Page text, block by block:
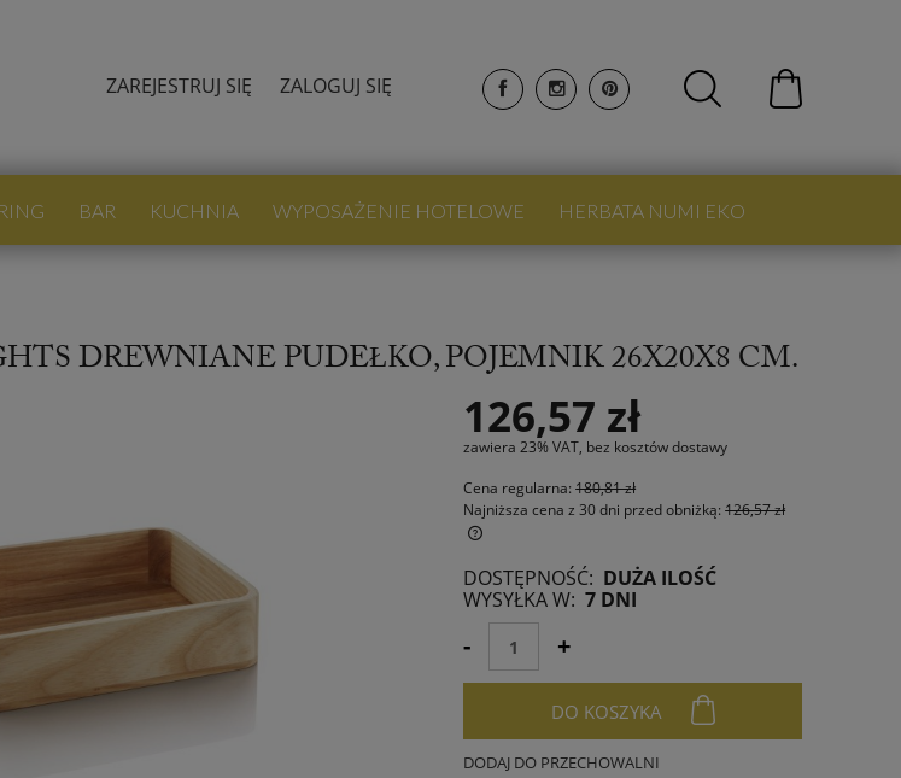
ZAREJESTRUJ SIĘ ZALOGUJ SIĘ
BAR KUCHNIA WYPOSAŻENIE HOTELOWE HERBATA NUMI EKO
DREWNIANE PUDEŁKO, POJEMNIK 26X20X8 CM.
126,57 zł
zawiera 23% VAT, bez kosztów dostawy
Cena regularna:180,81 zł
Najniższa cena z 30 dni przed obniżką:126,57 zł
Jeżeli produkt jest sprzedawany krócej niż
30 dni, wyświetlana jest najniższa cena od
momentu, kiedy produkt pojawił się w
DOSTĘPNOŚĆ: DUŻA ILOŚĆ
WYSYŁKA W: 7 DNI
- +
DO KOSZYKA
DODAJ DO PRZECHOWALNI